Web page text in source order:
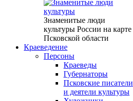
Знаменитые люди
культуры России на карте
Псковской области
Краеведение
Персоны
Краеведы
Губернаторы
Псковские писатели
и деятели культуры